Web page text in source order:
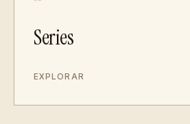
Series
EXPLORAR